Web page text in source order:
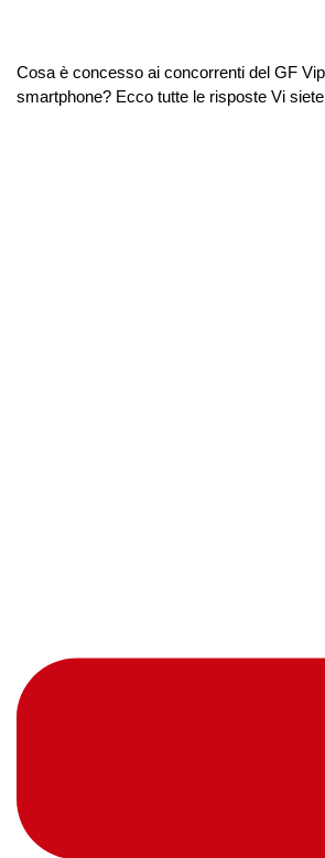
Cosa è concesso ai concorrenti del GF
smartphone? Ecco tutte le risposte Vi